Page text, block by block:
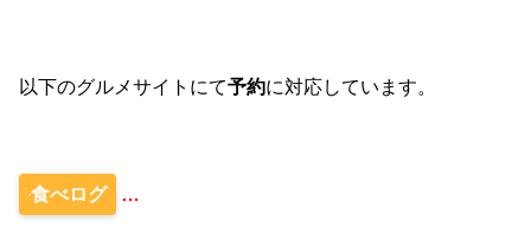
以下のグルメサイトにて予約に対応しています。
食べログ …